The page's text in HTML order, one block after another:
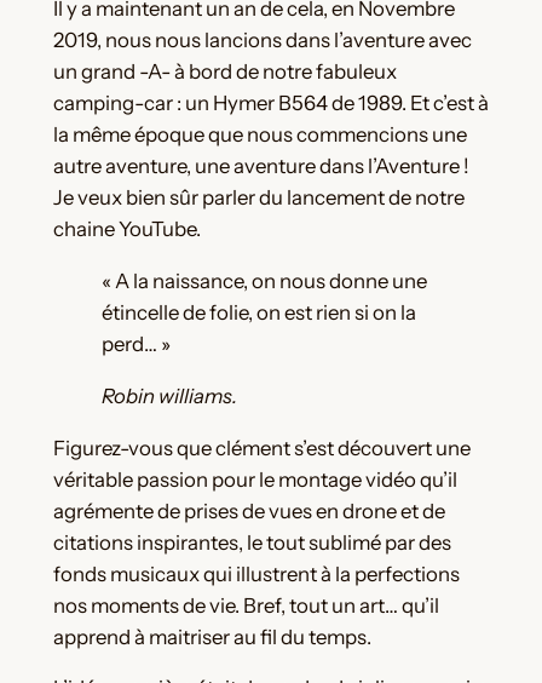
Il y a maintenant un an de cela, en Novembre
2019, nous nous lancions dans l’aventure avec
un grand -A- à bord de notre fabuleux
camping-car : un Hymer B564 de 1989. Et c’est à
la même époque que nous commencions une
autre aventure, une aventure dans l’Aventure !
Je veux bien sûr parler du lancement de notre
chaine YouTube.
« A la naissance, on nous donne une
étincelle de folie, on est rien si on la
perd… »
Robin williams.
Figurez-vous que clément s’est découvert une
véritable passion pour le montage vidéo qu’il
agrémente de prises de vues en drone et de
citations inspirantes, le tout sublimé par des
fonds musicaux qui illustrent à la perfections
nos moments de vie. Bref, tout un art… qu’il
apprend à maitriser au fil du temps.